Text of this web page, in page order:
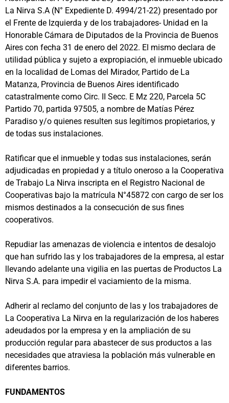
La Nirva S.A (N° Expediente D. 4994/21-22) presentado por
el Frente de Izquierda y de los trabajadores- Unidad en la
Honorable Cámara de Diputados de la Provincia de Buenos
Aires con fecha 31 de enero del 2022. El mismo declara de
utilidad pública y sujeto a expropiación, el inmueble ubicado
en la localidad de Lomas del Mirador, Partido de La
Matanza, Provincia de Buenos Aires identificado
catastralmente como Circ. II Secc. E Mz 220, Parcela 5C
Partido 70, partida 97505, a nombre de Matías Pérez
Paradiso y/o quienes resulten sus legítimos propietarios, y
de todas sus instalaciones.
Ratificar que el inmueble y todas sus instalaciones, serán
adjudicadas en propiedad y a título oneroso a la Cooperativa
de Trabajo La Nirva inscripta en el Registro Nacional de
Cooperativas bajo la matrícula N°45872 con cargo de ser los
mismos destinados a la consecución de sus fines
cooperativos.
Repudiar las amenazas de violencia e intentos de desalojo
que han sufrido las y los trabajadores de la empresa, al estar
llevando adelante una vigilia en las puertas de Productos La
Nirva S.A. para impedir el vaciamiento de la misma.
Adherir al reclamo del conjunto de las y los trabajadores de
La Cooperativa La Nirva en la regularización de los haberes
adeudados por la empresa y en la ampliación de su
producción regular para abastecer de sus productos a las
necesidades que atraviesa la población más vulnerable en
diferentes barrios.
FUNDAMENTOS